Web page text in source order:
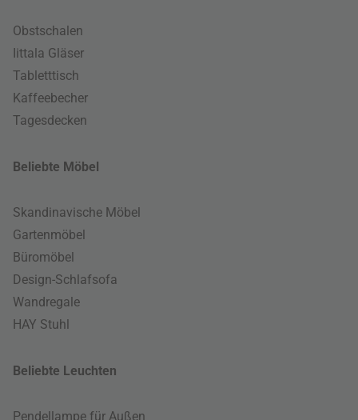
Obstschalen
Iittala Gläser
Tabletttisch
Kaffeebecher
Tagesdecken
Beliebte Möbel
Skandinavische Möbel
Gartenmöbel
Büromöbel
Design-Schlafsofa
Wandregale
HAY Stuhl
Beliebte Leuchten
Pendellampe für Außen